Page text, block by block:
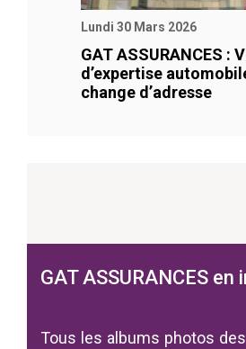
Lundi 30 Mars 2026
GAT ASSURANCES :
d’expertise
change d’adresse
GAT ASSURANCES en
Tous les albums photos